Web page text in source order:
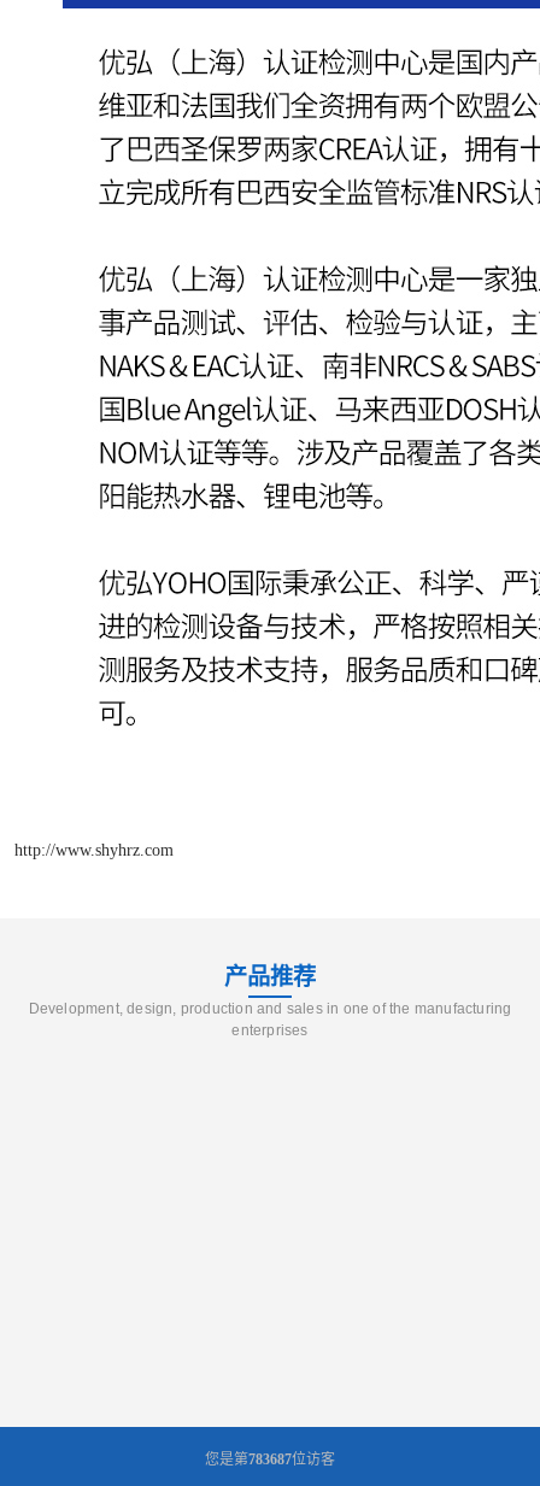
http://www.shyhrz.com
产品推荐
Development, design, production and sales in one of the manufacturing
enterprises
您是第783687位访客